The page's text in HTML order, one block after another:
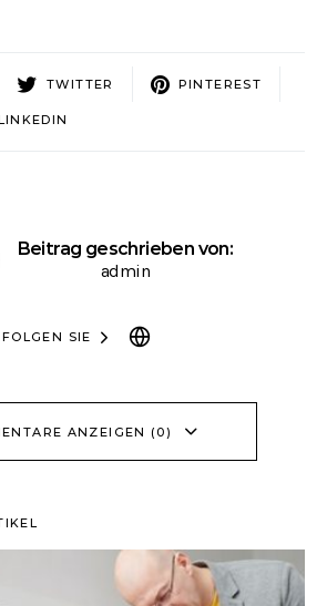
TWITTER PINTEREST
Beitrag geschrieben von:
admin
FOLGEN SIE
ANZEIGEN (0)